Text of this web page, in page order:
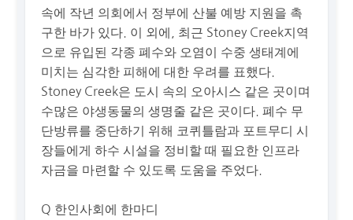
속에 작년 의회에서 정부에 산불 예방 지원을 촉
구한 바가 있다. 이 외에, 최근 Stoney Creek지역
으로 유입된 각종 폐수와 오염이 수중 생태계에
미치는 심각한 피해에 대한 우려를 표했다.
Stoney Creek은 도시 속의 오아시스 같은 곳이며
수많은 야생동물의 생명줄 같은 곳이다. 폐수 무
단방류를 중단하기 위해 코퀴틀람과 포트무디 시
장들에게 하수 시설을 정비할 때 필요한 인프라
자금을 마련할 수 있도록 도움을 주었다.
Q 한인사회에 한마디